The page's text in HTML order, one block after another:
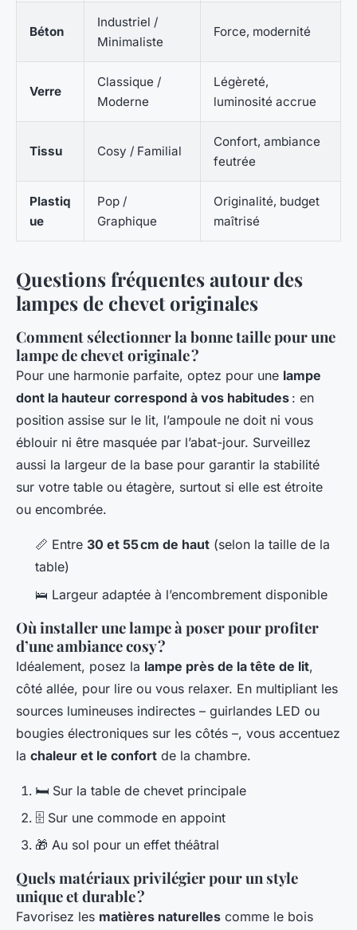
Béton
Industriel /
Minimaliste
Force, modernité
Verre
Classique /
Moderne
Légèreté,
luminosité accrue
Tissu Cosy / Familial
Confort, ambiance
feutrée
Plastiq
ue
Pop /
Graphique
Originalité, budget
maîtrisé
Questions fréquentes autour des
lampes de chevet originales
Comment sélectionner la bonne taille pour une
lampe de chevet originale ?
Pour une harmonie parfaite, optez pour une lampe
dont la hauteur correspond à vos habitudes : en
position assise sur le lit, l’ampoule ne doit ni vous
éblouir ni être masquée par l’abat-jour. Surveillez
aussi la largeur de la base pour garantir la stabilité
sur votre table ou étagère, surtout si elle est étroite
ou encombrée.
📏 Entre 30 et 55 cm de haut (selon la taille de la
table)
🛌 Largeur adaptée à l’encombrement disponible
Où installer une lampe à poser pour profiter
d’une ambiance cosy ?
Idéalement, posez la lampe près de la tête de lit,
côté allée, pour lire ou vous relaxer. En multipliant les
sources lumineuses indirectes – guirlandes LED ou
bougies électroniques sur les côtés –, vous accentuez
la chaleur et le confort de la chambre.
🛏️ Sur la table de chevet principale
🗄️ Sur une commode en appoint
🎁 Au sol pour un effet théâtral
Quels matériaux privilégier pour un style
unique et durable ?
Favorisez les matières naturelles comme le bois